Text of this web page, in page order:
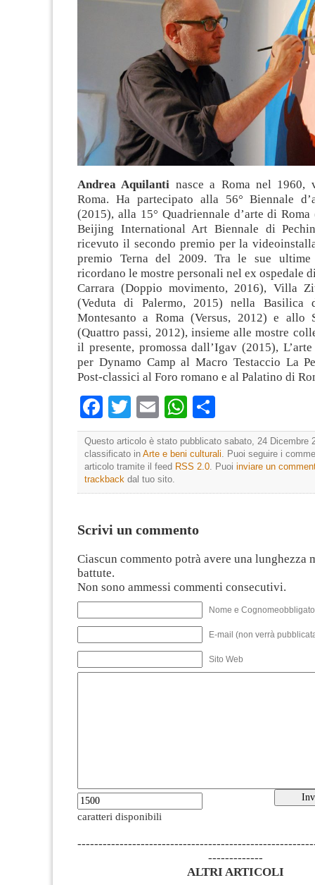
Andrea Aquilanti nasce a Roma nel 1960,
Roma. Ha partecipato alla 56° Biennale
(2015), alla 15° Quadriennale d’arte di
Beijing International Art Biennale di
ricevuto il secondo premio per la
premio Terna del 2009. Tra le sue ultime
ricordano le mostre personali nel ex ospedale
Carrara (Doppio movimento, 2016), Villa
(Veduta di Palermo, 2015) nella
Montesanto a Roma (Versus, 2012) e allo
(Quattro passi, 2012), insieme alle mostre
il presente, promossa dall’Igav (2015),
per Dynamo Camp al Macro Testaccio La
Post-classici al Foro romano e al Palatino di
Facebook
TwitterEmailWhatsApp
Questo articolo è stato pubblicato sabato, 24 Dicembre
classificato in Arte e beni culturali . Puoi seguire i
articolo tramite il feed RSS 2.0 . Puoi inviare un
trackback dal tuo sito.
Scrivi un commento
Ciascun commento potrà avere una lunghezza
battute.
Non sono ammessi commenti consecutivi.
Nome e
E-mail (non verrà
Sito Web
caratteri disponibili
-------------
ALTRI ARTICOLI